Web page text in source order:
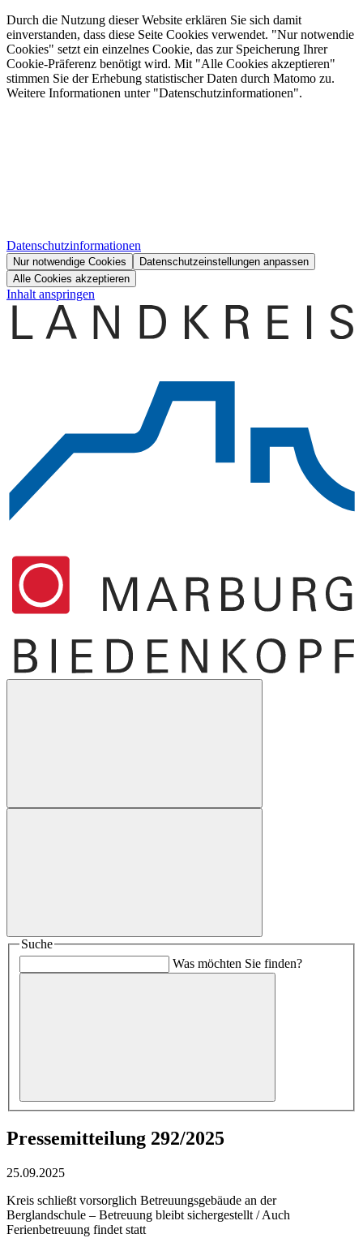
Durch die Nutzung dieser Website erklären Sie sich damit
einverstanden, dass diese Seite Cookies verwendet. "Nur notwendie
Cookies" setzt ein einzelnes Cookie, das zur Speicherung Ihrer
Cookie-Präferenz benötigt wird. Mit "Alle Cookies akzeptieren"
stimmen Sie der Erhebung statistischer Daten durch Matomo zu.
Weitere Informationen unter "Datenschutzinformationen".
Datenschutzinformationen
Nur notwendige Cookies
Datenschutzeinstellungen anpassen
Alle Cookies akzeptieren
Inhalt anspringen
Suche
Was möchten Sie finden?
Pressemitteilung 292/2025
25.09.2025
Kreis schließt vorsorglich Betreuungsgebäude an der
Berglandschule – Betreuung bleibt sichergestellt / Auch
Ferienbetreuung findet statt